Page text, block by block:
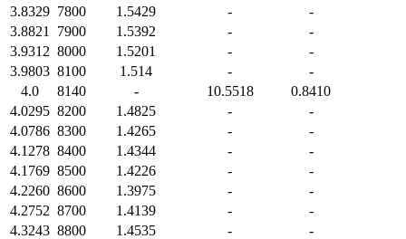
3.8329 7800 1.5429 -
-
3.8821
7900 1.5392 -
-
3.9312 8000 1.5201 -
-
3.9803 8100 1.514 -
-
4.0
8140 - 10.5518
0.8410
4.0295 8200 1.4825 -
-
4.0786 8300 1.4265 -
-
4.1278 8400 1.4344 -
-
4.1769 8500 1.4226 -
-
4.2260 8600 1.3975 -
-
4.2752 8700 1.4139 -
-
4.3243 8800 1.4535 -
-